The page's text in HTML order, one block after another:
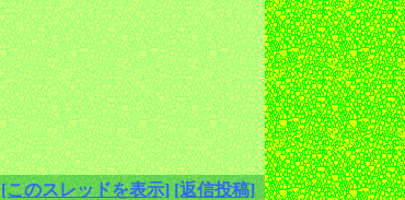
[このスレッドを表示] [返信投稿]